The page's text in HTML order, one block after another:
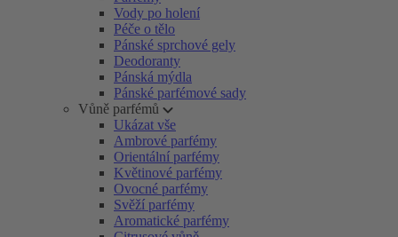
Vody po holení
Péče o tělo
Pánské sprchové gely
Deodoranty
Pánská mýdla
Pánské parfémové sady
Vůně parfémů
Ukázat vše
Ambrové parfémy
Orientální parfémy
Květinové parfémy
Ovocné parfémy
Svěží parfémy
Aromatické parfémy